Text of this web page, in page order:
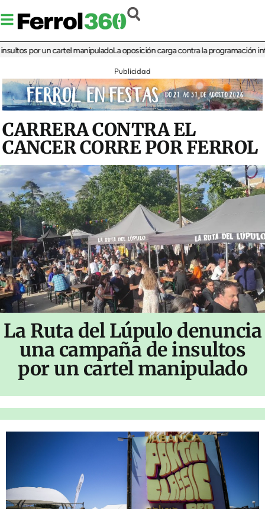
por un cartel manipuladoLa oposición carga contra la programación infantil
Publicidad
CARRERA CONTRA EL
CANCER CORRE POR FERROL
La Ruta del Lúpulo denuncia
una campaña de insultos
por un cartel manipulado